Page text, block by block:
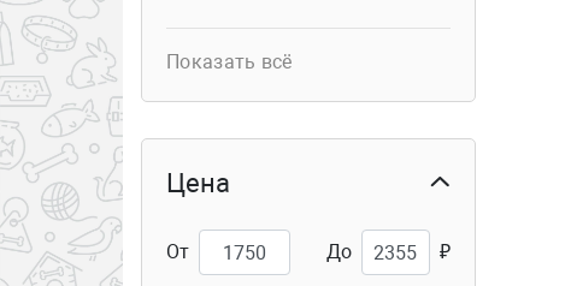
Показать всё
Цена
От До ₽